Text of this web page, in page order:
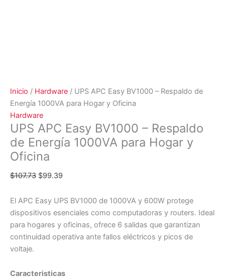
Inicio / Hardware / UPS APC Easy BV1000 – Respaldo de
Energía 1000VA para Hogar y Oficina
Hardware
UPS APC Easy BV1000 – Respaldo
de Energía 1000VA para Hogar y
Oficina
$107.73 $99.39
El APC Easy UPS BV1000 de 1000VA y 600W protege
dispositivos esenciales como computadoras y routers. Ideal
para hogares y oficinas, ofrece 6 salidas que garantizan
continuidad operativa ante fallos eléctricos y picos de
voltaje.
Caracteristicas